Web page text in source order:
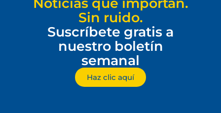
Sin ruido.
Suscríbete gratis a
nuestro boletín
semanal
Haz clic aquí